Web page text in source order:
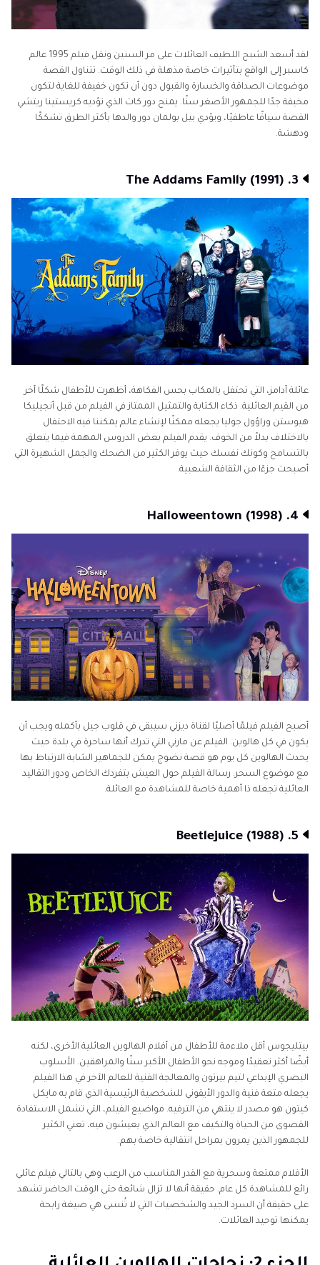
لقد أسعد الشبح اللطيف العائلات على مر السنين ونقل فيلم 1995 عالم
كاسبر إلى الواقع بتأثيرات خاصة مذهلة في ذلك الوقت. تتناول القصة
موضوعات الصداقة والخسارة والقبول دون أن تكون خفيفة للغاية لتكون
مخيفة جدًا للجمهور الأصغر سنًا. يمنح دور كات الذي تؤديه كريستينا ريتشي
القصة سياقًا عاطفيًا، ويؤدي بيل بولمان دور والدها بأكثر الطرق تشككًا
ودهشة.
3. The Addams Family (1991)
عائلة آدامز، التي تحتفل بالمكاب بحس الفكاهة، أظهرت للأطفال شكلًا آخر
من القيم العائلية. ذكاء الكتابة والتمثيل الممتاز في الفيلم من قبل أنجيليكا
هيوستن وراؤول جوليا يجعله ممكنًا لإنشاء عالم يمكننا فيه الاحتفال
بالاختلاف بدلاً من الخوف. يقدم الفيلم بعض الدروس المهمة فيما يتعلق
بالتسامح وكونك نفسك حيث يوفر الكثير من الضحك والجمل الشهيرة التي
أصبحت جزءًا من الثقافة الشعبية.
4. Halloweentown (1998)
أصبح الفيلم فيلمًا أصليًا لقناة ديزني سيبقى في قلوب جيل بأكمله ويجب أن
يكون في كل هالوين. الفيلم عن مارني التي تدرك أنها ساحرة في بلدة حيث
يحدث الهالوين كل يوم هو قصة نضوج يمكن للجماهير الشابة الارتباط بها
مع موضوع السحر. رسالة الفيلم حول العيش بتفردك الخاص ودور التقاليد
العائلية تجعله ذا أهمية خاصة للمشاهدة مع العائلة.
5. Beetlejuice (1988)
بيتليجوس أقل ملاءمة للأطفال من أفلام الهالوين العائلية الأخرى، لكنه
أيضًا أكثر تعقيدًا وموجه نحو الأطفال الأكبر سنًا والمراهقين. الأسلوب
البصري الإبداعي لتيم بيرتون والمعالجة الفنية للعالم الآخر في هذا الفيلم
يجعله متعة فنية والدور الأيقوني للشخصية الرئيسية الذي قام به مايكل
كيتون هو مصدر لا ينتهي من الترفيه. مواضيع الفيلم، التي تشمل الاستفادة
القصوى من الحياة والتكيف مع العالم الذي يعيشون فيه، تعني الكثير
للجمهور الذين يمرون بمراحل انتقالية خاصة بهم.
الأفلام ممتعة وسحرية مع القدر المناسب من الرعب وهي بالتالي فيلم عائلي
رائع للمشاهدة كل عام. حقيقة أنها لا تزال شائعة حتى الوقت الحاضر تشهد
على حقيقة أن السرد الجيد والشخصيات التي لا تُنسى هي صيغة رابحة
يمكنها توحيد العائلات.